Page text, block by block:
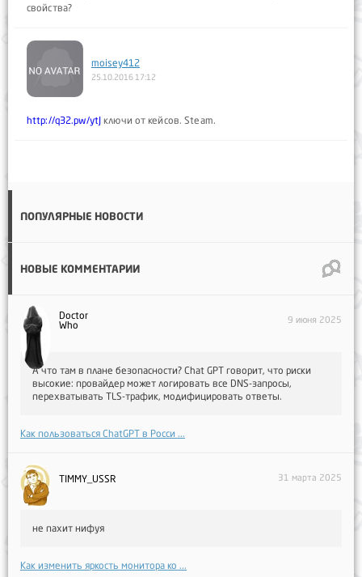
свойства?
moisey412
25.10.2016 17:12
http://q32.pw/ytJ ключи от кейсов. Steam.
ПОПУЛЯРНЫЕ НОВОСТИ
НОВЫЕ КОММЕНТАРИИ
Doctor
Who
9 июня 2025
А что там в плане безопасности? Chat GPT говорит, что риски
высокие: провайдер может логировать все DNS-запросы,
перехватывать TLS-трафик, модифицировать ответы.
Как пользоваться ChatGPT в Росси ...
TIMMY_USSR 31 марта 2025
не пахит нифуя
Как изменить яркость монитора ко ...